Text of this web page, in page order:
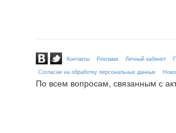
Контакты Реклама Личный кабинет
Согласие на обработку персональных данных
По всем вопросам, связанным с